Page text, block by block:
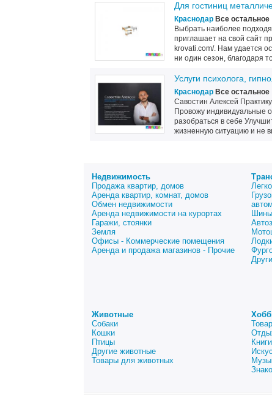
Для гостиниц
Краснодар Все остальное
Выбрать наиболее
приглашает на свой сайт
krovati.com/. Нам удается
ни один сезон, благодаря
Услуги психолога,
Краснодар Все остальное
Савостин Алексей
Провожу индивидуальные
разобраться в себе
жизненную ситуацию и не
Недвижимость
Продажа квартир, домов
Аренда квартир, комнат, домов
Обмен недвижимости
Аренда недвижимости на курортах
Гаражи, стоянки
Земля
Офисы - Коммерческие помещения
Аренда и продажа магазинов - Прочие
Животные
Собаки
Кошки
Птицы
Другие животные
Товары для животных